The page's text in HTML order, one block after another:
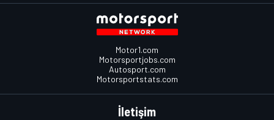
Motor1.com
Motorsportjobs.com
Autosport.com
Motorsportstats.com
İletişim